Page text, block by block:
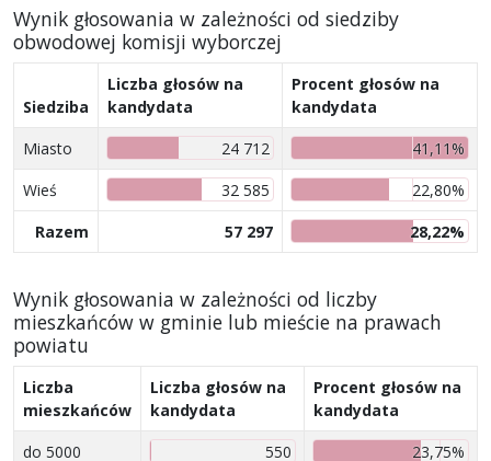
Wynik głosowania w zależności od siedziby
obwodowej komisji wyborczej
Siedziba
Liczba głosów na
kandydata
Procent głosów na
kandydata
Miasto
24 712
41,11%
Wieś
32 585
22,80%
Razem
57 297 28,22%
Wynik głosowania w zależności od liczby
mieszkańców w gminie lub mieście na prawach
powiatu
Liczba
mieszkańców
Liczba głosów na
kandydata
Procent głosów na
kandydata
do 5000
550
23,75%